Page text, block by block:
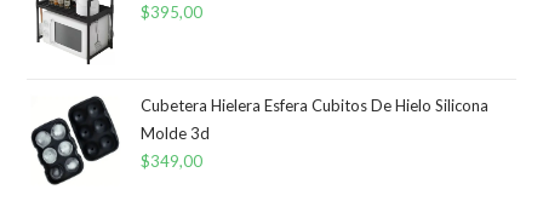
$395,00
Cubetera Hielera Esfera Cubitos De Hielo Silicona
Molde 3d
$349,00